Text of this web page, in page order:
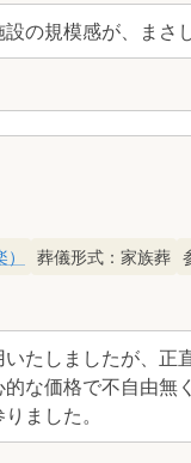
の規模感が、まさ
葬儀形式： 家族葬
たしましたが、
な価格で不自由
ました。